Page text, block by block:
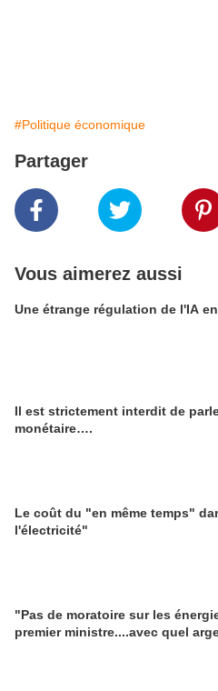
#Politique économique
Partager
Vous aimerez aussi
Une étrange régulation de l'IA
Il est strictement interdit de
monétaire….
Le coût du "en même temps"
l'électricité"
"Pas de moratoire sur les
premier ministre....avec quel